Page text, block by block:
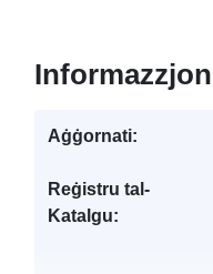
Aġġornati:
Reġistru tal-
Katalgu: